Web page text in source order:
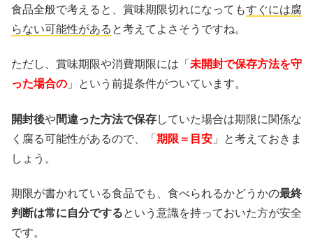
食品全般で考えると、賞味期限切れになってもすぐには腐
らない可能性がある と考えてよさそうですね。
ただし、賞味期限や消費期限には「 未開封で保存方法を守
った場合の 」という前提条件がついています。
開封後や間違った方法で保存していた場合は期限に関係な
く腐る可能性があるので、「 期限＝目安 」と考えておきま
しょう。
期限が書かれている食品でも、食べられるかどうかの最終
判断は常に自分でするという意識を持っておいた方が安全
です。